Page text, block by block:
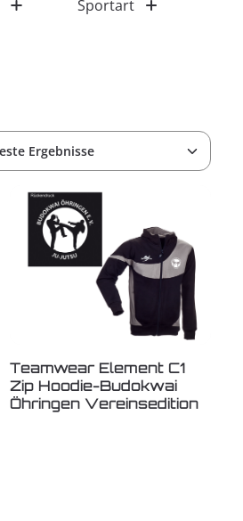
Sportart
Teamwear Element C1
Zip Hoodie-Budokwai
Öhringen Vereinsedition